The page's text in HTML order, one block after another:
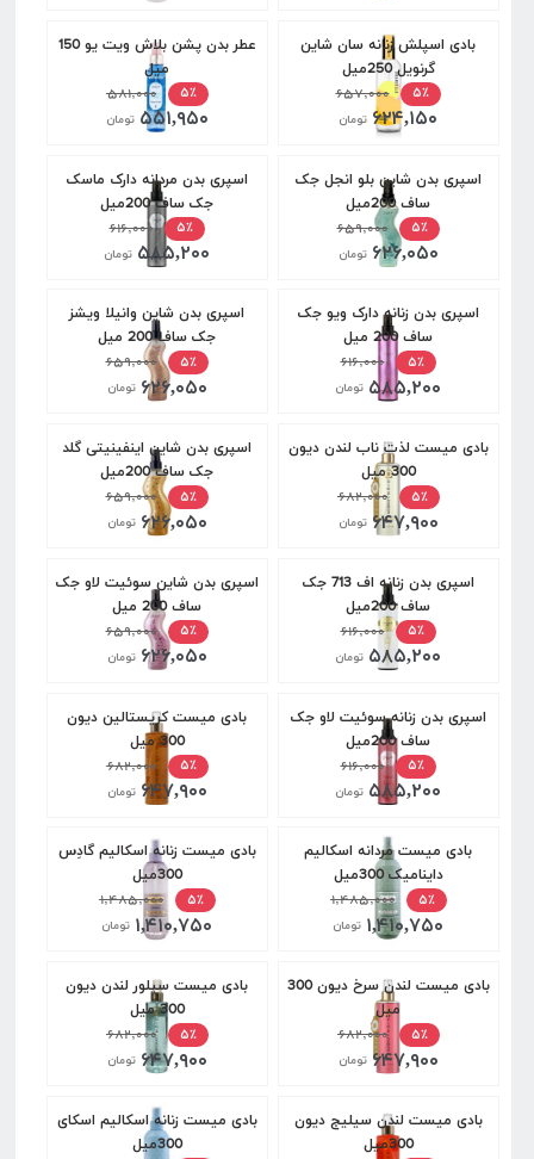
بادی اسپلش زنانه سان شاین
گرنویل 250میل
۵٪
۶۵۷,۰۰۰
۶۲۴,۱۵۰ تومان
عطر بدن پشن بلاش ویت یو 150
میل
۵٪
۵۸۱,۰۰۰
۵۵۱,۹۵۰ تومان
اسپری بدن شاین بلو انجل جک
ساف 200میل
۵٪
۶۵۹,۰۰۰
۶۲۶,۰۵۰ تومان
اسپری بدن مردانه دارک ماسک
جک ساف 200میل
۵٪
۶۱۶,۰۰۰
۵۸۵,۲۰۰ تومان
اسپری بدن زنانه دارک ویو جک
ساف 200 میل
۵٪
۶۱۶,۰۰۰
۵۸۵,۲۰۰ تومان
اسپری بدن شاین وانیلا ویشز
جک ساف 200 میل
۵٪
۶۵۹,۰۰۰
۶۲۶,۰۵۰ تومان
بادی میست لذت ناب لندن دیون
300 میل
۵٪
۶۸۲,۰۰۰
۶۴۷,۹۰۰ تومان
اسپری بدن شاین اینفینیتی گلد
جک ساف 200میل
۵٪
۶۵۹,۰۰۰
۶۲۶,۰۵۰ تومان
اسپری بدن زنانه اف 713 جک
ساف 200میل
۵٪
۶۱۶,۰۰۰
۵۸۵,۲۰۰ تومان
اسپری بدن شاین سوئیت لاو جک
ساف 200 میل
۵٪
۶۵۹,۰۰۰
۶۲۶,۰۵۰ تومان
اسپری بدن زنانه سوئیت لاو جک
ساف 200میل
۵٪
۶۱۶,۰۰۰
۵۸۵,۲۰۰ تومان
بادی میست کریستالین دیون
300 میل
۵٪
۶۸۲,۰۰۰
۶۴۷,۹۰۰ تومان
بادی میست مردانه اسکالیم
داینامیک 300میل
۵٪
۱,۴۸۵,۰۰۰
۱,۴۱۰,۷۵۰ تومان
بادی میست زنانه اسکالیم گادِس
300میل
۵٪
۱,۴۸۵,۰۰۰
۱,۴۱۰,۷۵۰ تومان
بادی میست لندن سرخ دیون 300
میل
۵٪
۶۸۲,۰۰۰
۶۴۷,۹۰۰ تومان
بادی میست سیلور لندن دیون
300 میل
۵٪
۶۸۲,۰۰۰
۶۴۷,۹۰۰ تومان
بادی میست لندن سیلیج دیون
300میل
بادی میست زنانه اسکالیم اسکای
300میل